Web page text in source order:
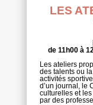
LES
de 11h00 à
Les ateliers
des talents ou
activités
d’un journal, le
culturelles et
par des